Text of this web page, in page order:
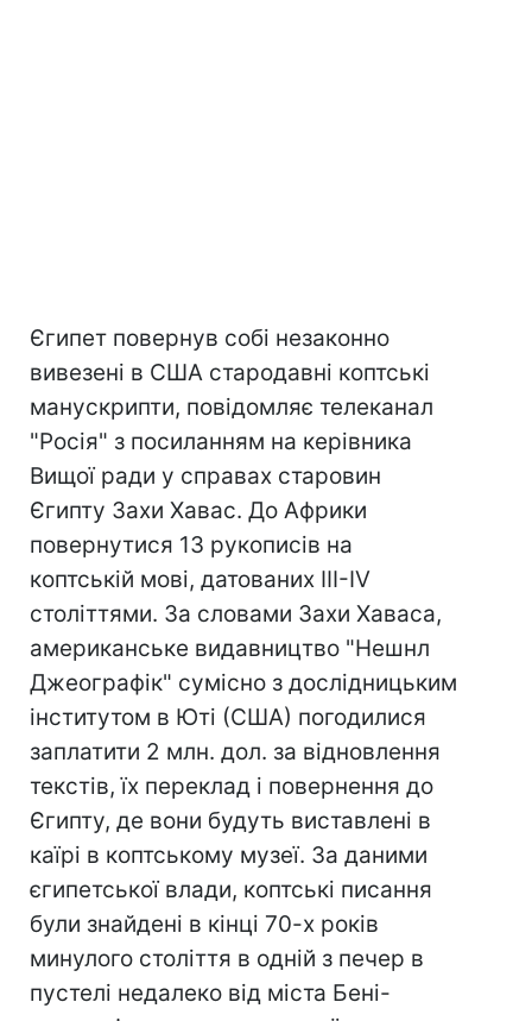
Єгипет повернув собі незаконно
вивезені в США стародавні коптські
манускрипти, повідомляє телеканал
"Росія" з посиланням на керівника
Вищої ради у справах старовин
Єгипту Захи Хавас. До Африки
повернутися 13 рукописів на
коптській мові, датованих III-IV
століттями. За словами Захи Хаваса,
американське видавництво "Нешнл
Джеографік" сумісно з дослідницьким
інститутом в Юті (США) погодилися
заплатити 2 млн. дол. за відновлення
текстів, їх переклад і повернення до
Єгипту, де вони будуть виставлені в
каїрі в коптському музеї. За даними
єгипетської влади, коптські писання
були знайдені в кінці 70-х років
минулого століття в одній з печер в
пустелі недалеко від міста Бені-